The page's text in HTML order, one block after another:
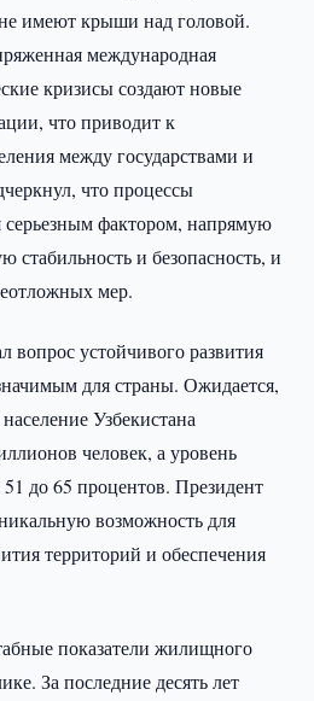
имеют крыши над головой.
международная
кризисы создают новые
что приводит к
между государствами и
что процессы
серьезным фактором, напрямую
и безопасность, и
мер.
вопрос устойчивого развития
для страны. Ожидается,
Узбекистана
человек, а уровень
до 65 процентов. Президент
возможность для
территорий и обеспечения
показатели жилищного
За последние десять лет